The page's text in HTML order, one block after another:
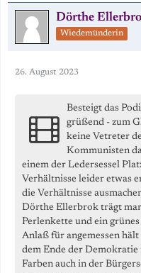
Dörthe
Wiedemünderin
26. August 2023
Besteigt das
grüßend - zum
keine Vetreter
Kommunisten
einem der Ledersessel
Verhältnisse leider etwas
die Verhältnisse
Dörthe Ellerbrok trägt
Perlenkette und ein
Anlaß für angemessen
dem Ende der
Farben auch in der